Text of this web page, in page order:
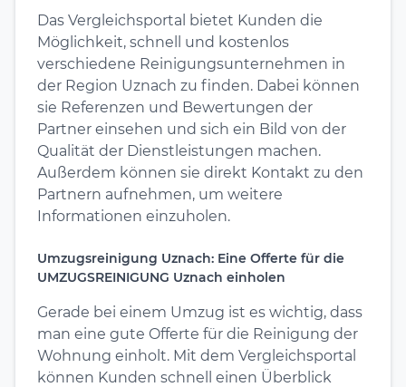
Das Vergleichsportal bietet Kunden die
Möglichkeit, schnell und kostenlos
verschiedene Reinigungsunternehmen in
der Region Uznach zu finden. Dabei können
sie Referenzen und Bewertungen der
Partner einsehen und sich ein Bild von der
Qualität der Dienstleistungen machen.
Außerdem können sie direkt Kontakt zu den
Partnern aufnehmen, um weitere
Informationen einzuholen.
Umzugsreinigung Uznach: Eine Offerte für die
UMZUGSREINIGUNG Uznach einholen
Gerade bei einem Umzug ist es wichtig, dass
man eine gute Offerte für die Reinigung der
Wohnung einholt. Mit dem Vergleichsportal
können Kunden schnell einen Überblick